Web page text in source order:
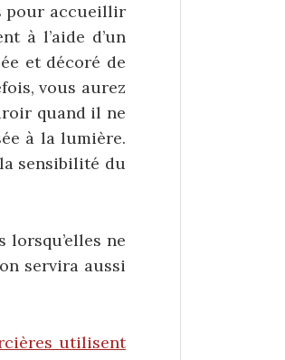
pour accueillir
à l’aide d’un
et décoré de
vous aurez
quand il ne
à la lumière.
sensibilité du
ne
servira aussi
utilisent